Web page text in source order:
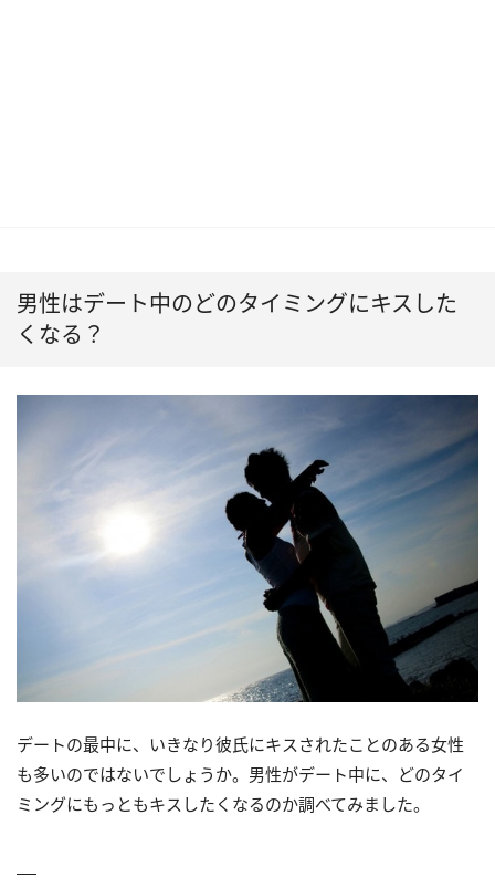
男性はデート中のどのタイミングにキスした
くなる？
デートの最中に、いきなり彼氏にキスされたことのある女性
も多いのではないでしょうか。男性がデート中に、どのタイ
ミングにもっともキスしたくなるのか調べてみました。